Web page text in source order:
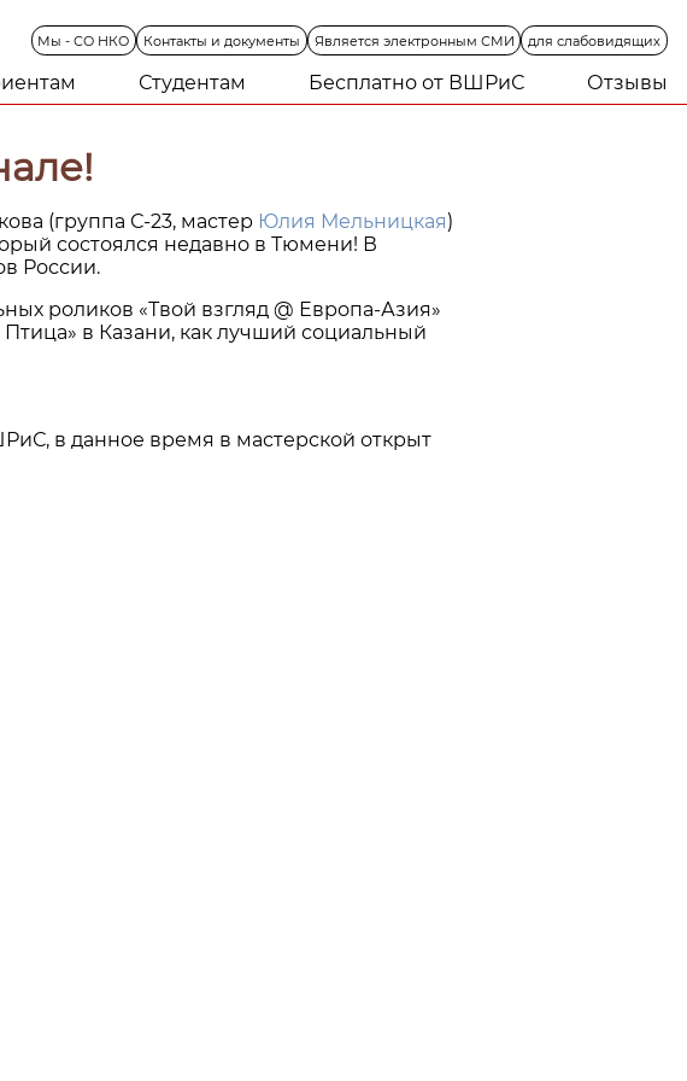
Мы - СО НКО Контакты и документы Является электронным СМИ для слабовидящих
Студентам Бесплатно от ВШРиС Отзывы
(группа С-23, мастер Юлия Мельницкая)
состоялся недавно в Тюмени! В
России.
роликов «Твой взгляд @ Европа-Азия»
в Казани, как лучший социальный
в данное время в мастерской открыт